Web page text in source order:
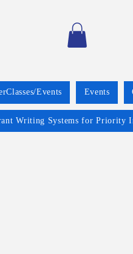
Events Events
Writing Systems for Priority